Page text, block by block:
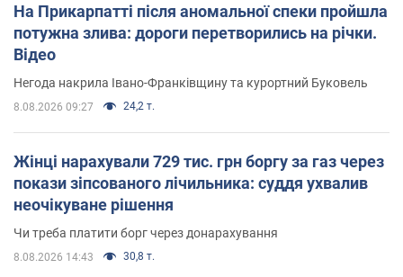
На Прикарпатті після аномальної спеки пройшла
потужна злива: дороги перетворились на річки.
Відео
Негода накрила Івано-Франківщину та курортний Буковель
8.08.2026 09:27 24,2 т.
Жінці нарахували 729 тис. грн боргу за газ через
покази зіпсованого лічильника: суддя ухвалив
неочікуване рішення
Чи треба платити борг через донарахування
8.08.2026 14:43 30,8 т.